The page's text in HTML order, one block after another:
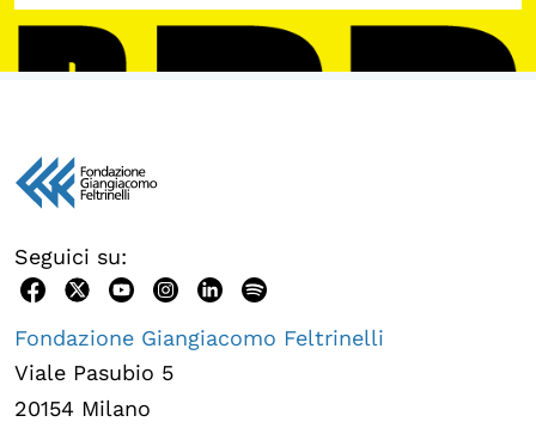
Seguici su:
Fondazione Giangiacomo Feltrinelli
Viale Pasubio 5
20154 Milano